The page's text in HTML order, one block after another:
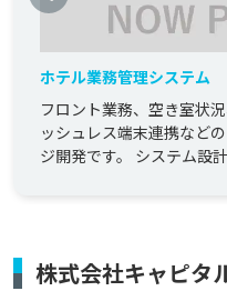
ホテル業務管理システム
フロント業務、空き室状
ッシュレス端末連携など
ジ開発です。 システム設
株式会社キャピタ